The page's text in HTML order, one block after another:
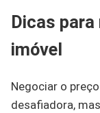
Dicas para
imóvel
Negociar o
desafiadora,